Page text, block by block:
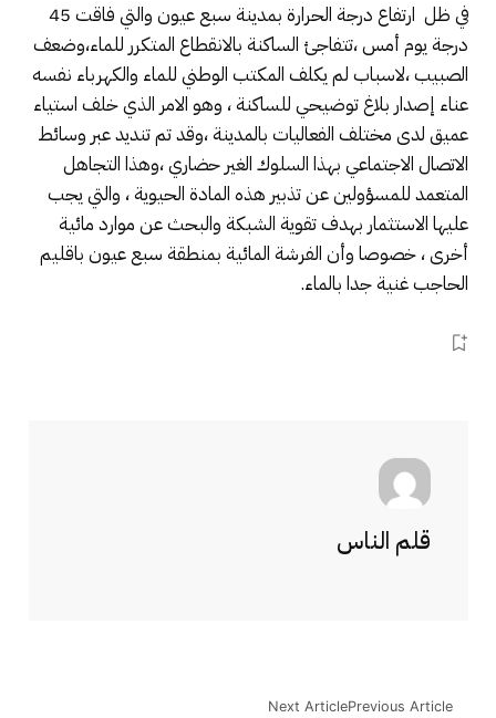
في ظل ارتفاع درجة الحرارة بمدينة سبع عيون والتي فاقت 45
درجة يوم أمس ،تتفاجئ الساكنة بالانقطاع المتكرر للماء،وضعف
الصبيب ،لاسباب لم يكلف المكتب الوطني للماء والكهرباء نفسه
عناء إصدار بلاغ توضيحي للساكنة ، وهو الامر الذي خلف استياء
عميق لدى مختلف الفعاليات بالمدينة ،وقد تم تنديد عبر وسائط
الاتصال الاجتماعي بهذا السلوك الغير حضاري ،وهذا التجاهل
المتعمد للمسؤولين عن تذبير هذه المادة الحيوية ، والتي يجب
عليها الاستثمار بهدف تقوية الشبكة والبحث عن موارد مائية
أخرى ، خصوصا وأن الفرشة المائية بمنطقة سبع عيون باقليم
الحاجب غنية جدا بالماء.
قلم الناس
Previous Article
Next Article